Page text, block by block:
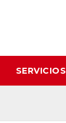
SERVICIOS